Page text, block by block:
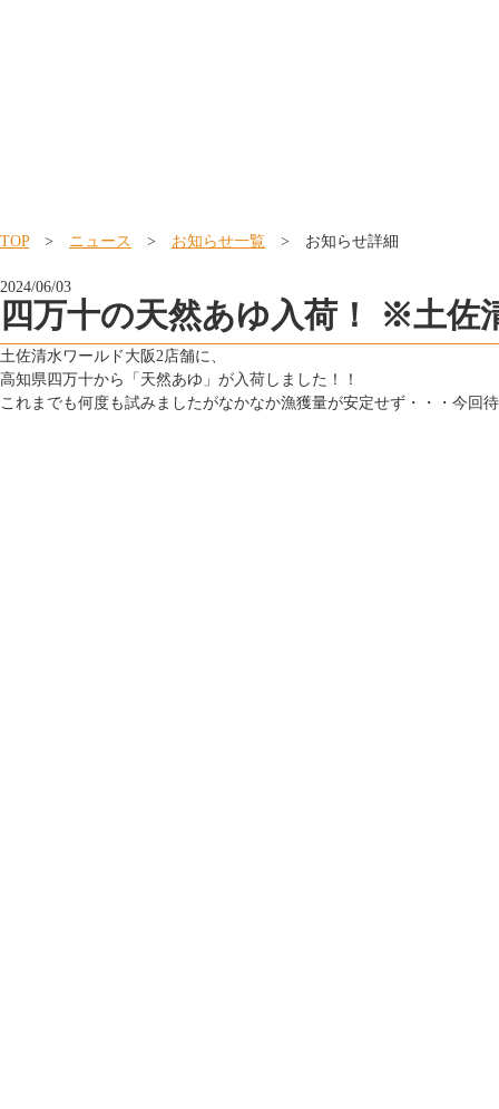
TOP> ニュース > お知らせ一覧 > お知らせ詳細
2024/06/03
四万十の天然あゆ入荷！ ※土佐
土佐清水ワールド大阪2店舗に、
高知県四万十から「天然あゆ 」が入荷しました！！
これまでも何度も試みましたがなかなか漁獲量が安定せず・・・今回